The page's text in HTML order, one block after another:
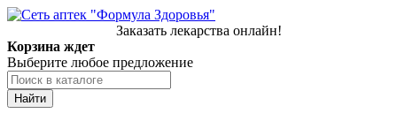
Заказать лекарства онлайн!
Корзина ждет
Выберите любое предложение
Найти